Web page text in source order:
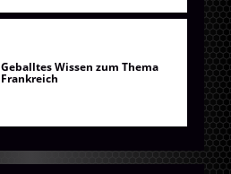
Geballtes Wissen zum Thema
Frankreich